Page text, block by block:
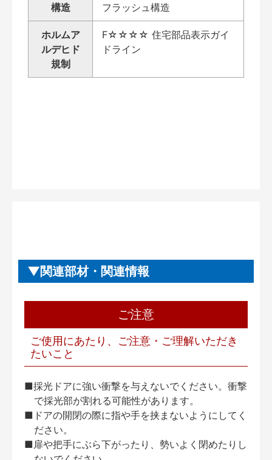
構造 フラッシュ構造
ホルムア
ルデヒド
規制
F☆☆☆☆ 住宅部品表示ガイ
ドライン
関連部材・関連情報
ご注意
ご使用にあたり、ご注意・ご理解いただき
たいこと
■採光ドアに強い衝撃を与えないでください。衝撃
で採光部が割れる可能性があります。
■ドアの開閉の際に指や手を挟まないようにしてく
ださい。
■扉や把手にぶら下がったり、勢いよく閉めたりし